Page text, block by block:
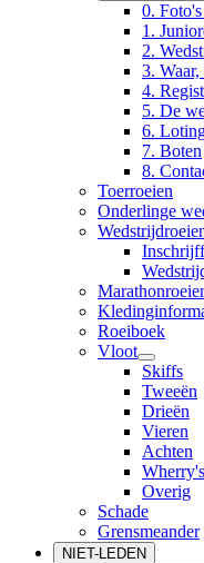
0.
1.
2.
3.
4.
5. De
6.
7. Boten
8.
Toerroeien
Onderlinge
Roeiboek
Vloot
Skiffs
Tweeën
Drieën
Vieren
Achten
Wherry's
Overig
Schade
Grensmeander
NIET-LEDEN